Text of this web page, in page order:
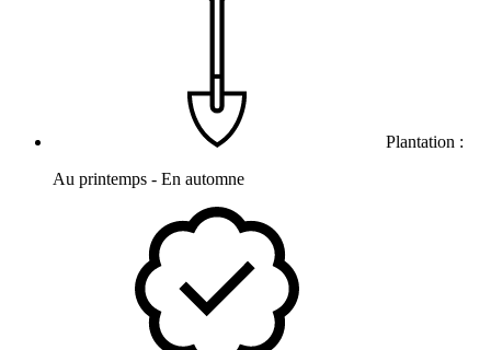
Plantation :
Au printemps - En automne